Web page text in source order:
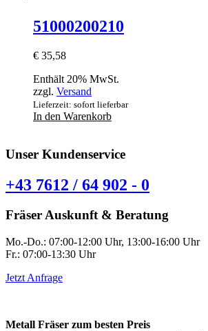
51000200210
€ 35,58
Enthält 20% MwSt.
zzgl. Versand
Lieferzeit: sofort lieferbar
In den Warenkorb
Unser Kundenservice
+43 7612 / 64 902 - 0
Fräser Auskunft & Beratung
Mo.-Do.: 07:00-12:00 Uhr, 13:00-16:00 Uhr
Fr.: 07:00-13:30 Uhr
Jetzt Anfrage
Metall Fräser zum besten Preis